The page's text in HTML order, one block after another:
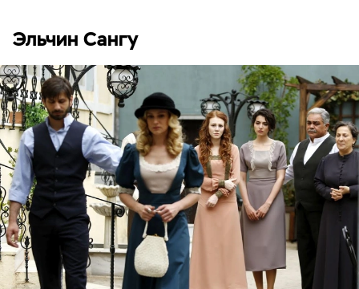
Эльчин Сангу